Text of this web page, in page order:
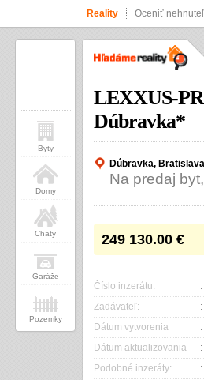
Reality Oceniť
LEXXUS-
Dúbravka*
Dúbravka,
Na predaj
249 130.00 €
Číslo inzerátu:
Zadávateľ:
:
Dátum vytvorenia
Dátum aktualizovania
Podobné inzeráty:
:
Byty
Domy
Chaty
Garáže
Pozemky